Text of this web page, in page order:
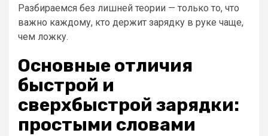
Разбираемся без лишней теории — только то, что
важно каждому, кто держит зарядку в руке чаще,
чем ложку.
Основные отличия
быстрой и
сверхбыстрой зарядки:
простыми словами